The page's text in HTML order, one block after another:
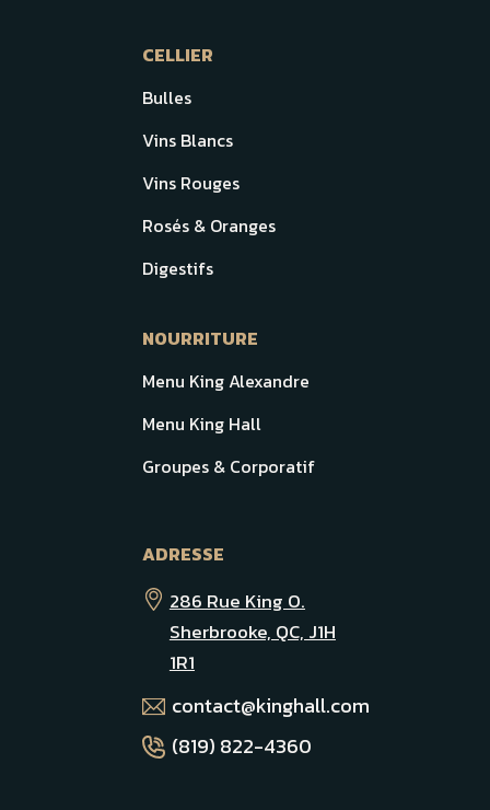
CELLIER
Bulles
Vins Blancs
Vins Rouges
Rosés & Oranges
Digestifs
NOURRITURE
Menu King Alexandre
Menu King Hall
Groupes & Corporatif
ADRESSE
286 Rue King O.
Sherbrooke, QC, J1H
1R1
contact@kinghall.com
(819) 822-4360